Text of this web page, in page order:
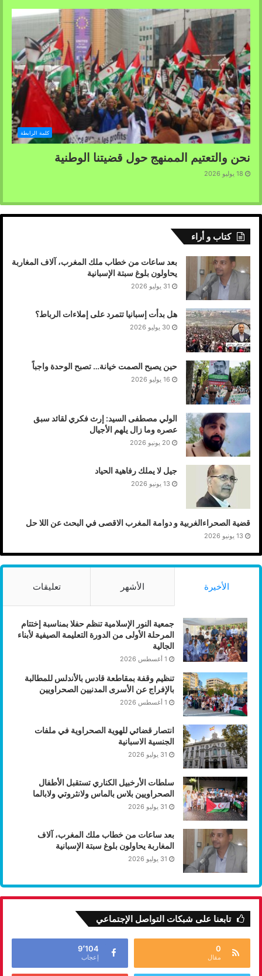
كلمة الرابطة
نحن والتعتيم الممنهج حول قضيتنا الوطنية
18 يوليو 2026
كتاب و أراء
بعد ساعات من خطاب ملك المغرب، آلاف المغاربة
يحاولون بلوغ سبتة الإسبانية
31 يوليو 2026
هل بدأت إسبانيا تتمرد على إملاءات الرباط؟
30 يوليو 2026
حين يصبح الصمت خيانة… تصبح الوحدة واجباً
16 يوليو 2026
الولي مصطفى السيد: إرث فكري لقائد سبق
عصره وما زال يلهم الأجيال
20 يونيو 2026
جيل لا يملك رفاهية الحياد
13 يونيو 2026
قضية الصحراءالغربية و دوامة المغرب الاقصى في البحث عن اللا حل
13 يونيو 2026
الأخيرة الأشهر تعليقات
جمعية النور الإسلامية تنظم حفلا بمناسبة إختتام
المرحلة الأولى من الدورة التعليمة الصيفية لأبناء
الجالية
1 أغسطس 2026
تنظيم وقفة بمقاطعة قادس بالأندلس للمطالبة
بالإفراج عن الأسرى المدنيين الصحراويين
1 أغسطس 2026
انتصار قضائي للهوية الصحراوية في ملفات
الجنسية الاسبانية
31 يوليو 2026
سلطات الأرخبيل الكناري تستقبل الأطفال
الصحراويين بلاس بالماس ولانثروتي ولابالما
31 يوليو 2026
بعد ساعات من خطاب ملك المغرب، آلاف
المغاربة يحاولون بلوغ سبتة الإسبانية
31 يوليو 2026
تابعنا على شبكات التواصل الإجتماعي
0
مقال
9٬104
إعجاب